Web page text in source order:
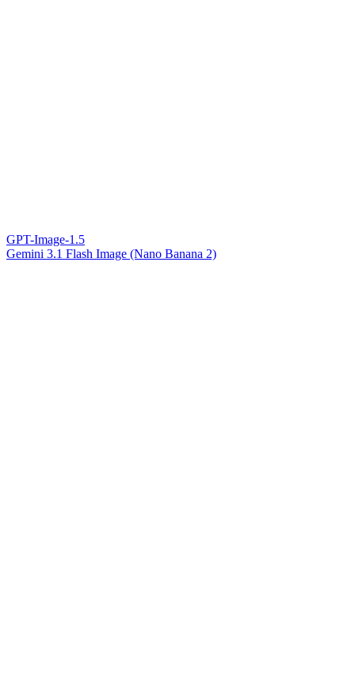
GPT-Image-1.5
Gemini 3.1 Flash Image (Nano Banana 2)